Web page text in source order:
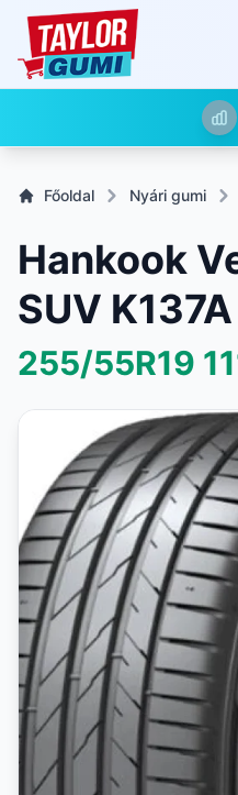
Főoldal Nyári gumi
Hankook
SUV K137A
255/55R19